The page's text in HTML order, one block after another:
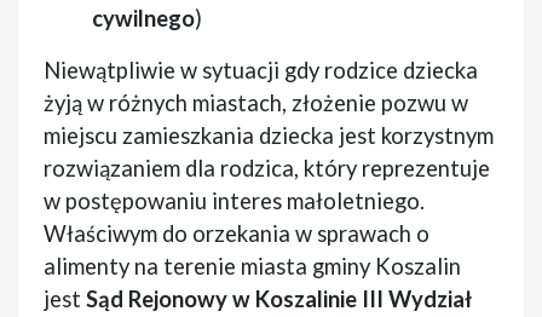
cywilnego)
Niewątpliwie w sytuacji gdy rodzice dziecka
żyją w różnych miastach, złożenie pozwu w
miejscu zamieszkania dziecka jest korzystnym
rozwiązaniem dla rodzica, który reprezentuje
w postępowaniu interes małoletniego.
Właściwym do orzekania w sprawach o
alimenty na terenie miasta gminy Koszalin
jest Sąd Rejonowy w Koszalinie III Wydział